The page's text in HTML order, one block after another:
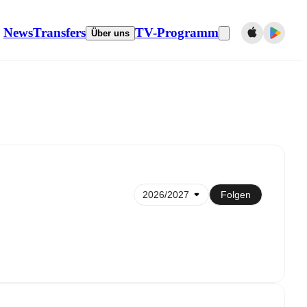
NewsTransfers Über uns TV-Programm
Folgen